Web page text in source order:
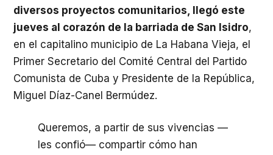
diversos proyectos comunitarios, llegó este
jueves al corazón de la barriada de San Isidro,
en el capitalino municipio de La Habana Vieja, el
Primer Secretario del Comité Central del Partido
Comunista de Cuba y Presidente de la República,
Miguel Díaz-Canel Bermúdez.
Queremos, a partir de sus vivencias —
les confió— compartir cómo han